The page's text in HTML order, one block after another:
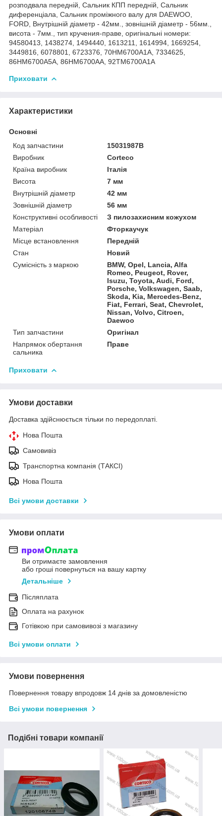
розподвала передній, Сальник КПП передній, Сальник
диференціала, Сальник проміжного валу для DAEWOO,
FORD, Внутрішній діаметр - 42мм., зовнішній діаметр - 56мм.,
висота - 7мм., тип кручения-праве, оригінальні номери:
94580413, 1438274, 1494440, 1613211, 1614994, 1669254,
3449816, 6078801, 6723376, 70HM6700A1A, 7334625,
86HM6700A5A, 86HM6700AA, 92TM6700A1A
Приховати
Характеристики
Основні
Код запчастини
15031987B
Виробник
Corteco
Країна виробник
Італія
Висота
7 мм
Внутрішній діаметр
42 мм
Зовнішній діаметр
56 мм
Конструктивні особливості
З пилозахисним кожухом
Матеріал
Фторкаучук
Місце встановлення
Передній
Стан
Новий
Сумісність з маркою
BMW, Opel, Lancia, Alfa
Romeo, Peugeot, Rover,
Isuzu, Toyota, Audi, Ford,
Porsche, Volkswagen, Saab,
Skoda, Kia, Mercedes-Benz,
Fiat, Ferrari, Seat, Chevrolet,
Nissan, Volvo, Citroen,
Daewoo
Тип запчастини
Оригінал
Напрямок обертання
сальника
Праве
Приховати
Умови доставки
Доставка здійснюється тільки по передоплаті.
Нова Пошта
Самовивіз
Транспортна компанія (ТАКСІ)
Нова Пошта
Всі умови доставки
Умови оплати
Ви отримаєте замовлення
або гроші повернуться на вашу картку
Детальніше
Післяплата
Оплата на рахунок
Готівкою при самовивозі з магазину
Всі умови оплати
Умови повернення
Повернення товару впродовж 14 днів за домовленістю
Всі умови повернення
Подібні товари компанії